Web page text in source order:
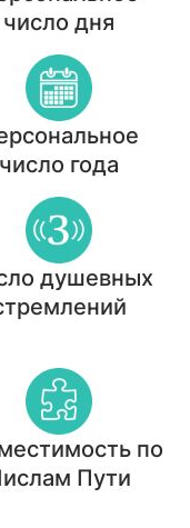
число дня
число года
душевных
по
Пути